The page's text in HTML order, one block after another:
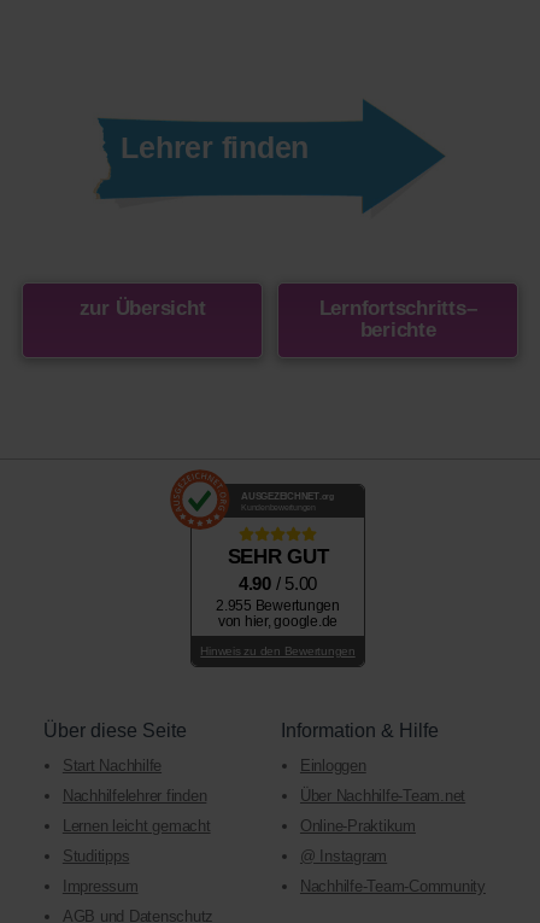
Lehrer finden
Lernfortschritts–
berichte
zur Übersicht
AUSGEZEICHNET .org
Kundenbewertungen
SEHR GUT
4.90 / 5.00
2.955 Bewertungen
von hier, google.de
Hinweis zu den Bewertungen
Über diese Seite
Start Nachhilfe
Nachhilfelehrer finden
Lernen leicht gemacht
Studitipps
Impressum
AGB und Datenschutz
Information & Hilfe
Einloggen
Über Nachhilfe-Team.net
Online-Praktikum
@ Instagram
Nachhilfe-Team-Community